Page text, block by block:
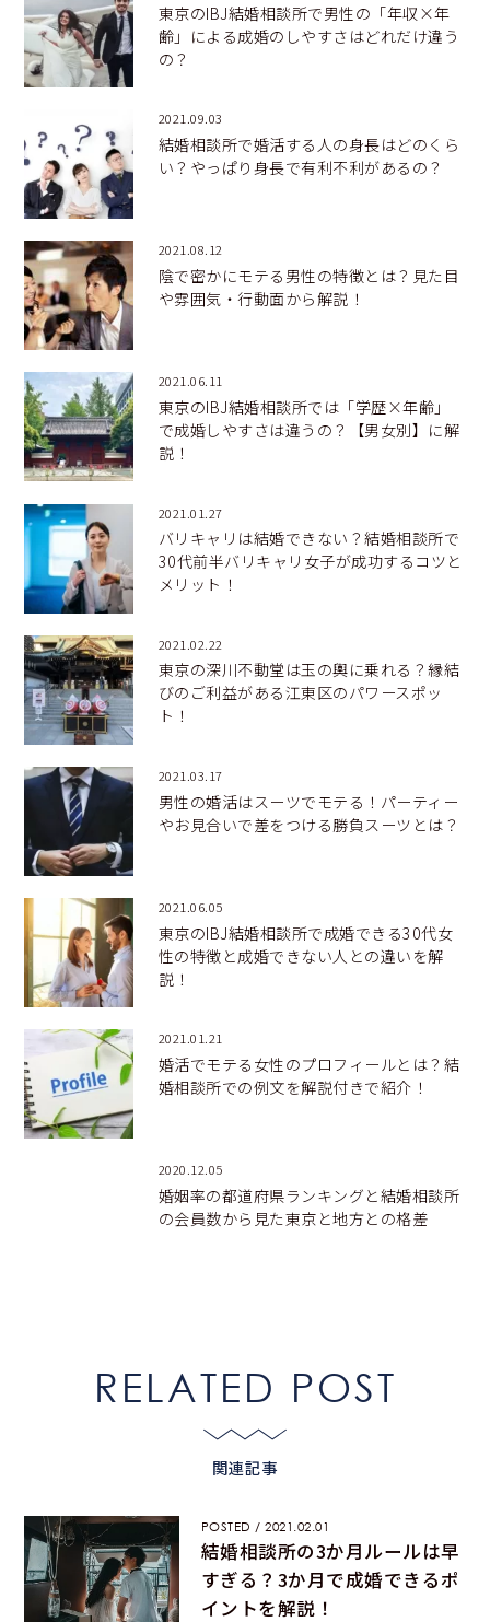
東京のIBJ結婚相談所で男性の「年収×年
齢」による成婚のしやすさはどれだけ違う
の？
2021.09.03
結婚相談所で婚活する人の身長はどのくら
い？やっぱり身長で有利不利があるの？
2021.08.12
陰で密かにモテる男性の特徴とは？見た目
や雰囲気・行動面から解説！
2021.06.11
東京のIBJ結婚相談所では「学歴×年齢」
で成婚しやすさは違うの？【男女別】に解
説！
2021.01.27
バリキャリは結婚できない？結婚相談所で
30代前半バリキャリ女子が成功するコツと
メリット！
2021.02.22
東京の深川不動堂は玉の輿に乗れる？縁結
びのご利益がある江東区のパワースポッ
ト！
2021.03.17
男性の婚活はスーツでモテる！パーティー
やお見合いで差をつける勝負スーツとは？
2021.06.05
東京のIBJ結婚相談所で成婚できる30代女
性の特徴と成婚できない人との違いを解
説！
2021.01.21
婚活でモテる女性のプロフィールとは？結
婚相談所での例文を解説付きで紹介！
2020.12.05
婚姻率の都道府県ランキングと結婚相談所
の会員数から見た東京と地方との格差
RELATED POST
関連記事
POSTED / 2021.02.01
結婚相談所の3か月ルールは早
すぎる？3か月で成婚できるポ
イントを解説！